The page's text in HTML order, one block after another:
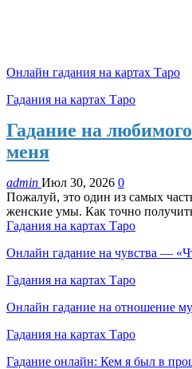
Онлайн гадания на картах Таро
Гадания на картах Таро
Гадание на
меня
admin Июл 30, 2026 0
Пожалуй, это один из самых
женские умы. Как точно
Гадания на картах Таро
Онлайн гадание на чувства —
Гадания на картах Таро
Онлайн гадание на отношение
Гадания на картах Таро
Гадание онлайн: Кем я был в